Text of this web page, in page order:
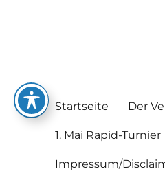
Startseite Der
1. Mai Rapid-Turnier
Impressum/